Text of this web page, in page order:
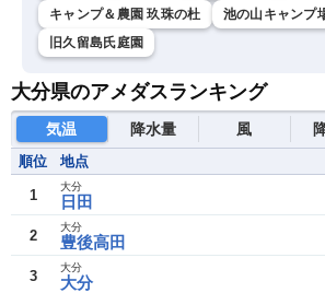
キャンプ＆農園 玖珠の杜
池の山キャンプ
旧久留島氏庭園
大分県のアメダスランキング
気温 降水量 風
順位 地点
1 日田
大分
2 豊後高田
大分
3 大分
大分